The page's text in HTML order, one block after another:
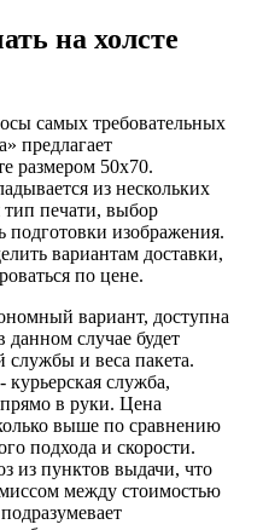
на холсте
самых требовательных
предлагает
размером 50х70.
из нескольких
печати, выбор
подготовки изображения.
вариантам доставки,
по цене.
вариант, доступна
данном случае будет
службы и веса пакета.
служба,
в руки. Цена
выше по сравнению
подхода и скорости.
из пунктов выдачи, что
между стоимостью